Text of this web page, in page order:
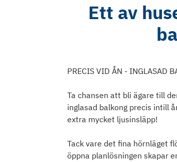
Ett av
PRECIS VID ÅN - INGLASAD
Ta chansen att bli ägare till
inglasad balkong precis intill
extra mycket ljusinsläpp!
Tack vare det fina hörnläget
öppna planlösningen skapar